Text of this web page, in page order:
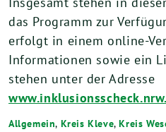
das Programm zur
erfolgt in einem online-
Informationen sowie ein
stehen unter der Adresse
Allgemein, Kreis Kleve,Kreis